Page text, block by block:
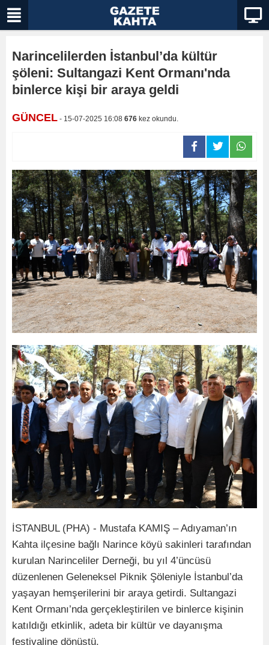
Narincelilerden İstanbul’da kültür
şöleni: Sultangazi Kent Ormanı'nda
binlerce kişi bir araya geldi
GÜNCEL - 15-07-2025 16:08 676 kez okundu.
İSTANBUL (PHA) - Mustafa KAMIŞ – Adıyaman’ın
Kahta ilçesine bağlı Narince köyü sakinleri tarafından
kurulan Narinceliler Derneği, bu yıl 4’üncüsü
düzenlenen Geleneksel Piknik Şöleniyle İstanbul’da
yaşayan hemşerilerini bir araya getirdi. Sultangazi
Kent Ormanı’nda gerçekleştirilen ve binlerce kişinin
katıldığı etkinlik, adeta bir kültür ve dayanışma
festivaline dönüştü.